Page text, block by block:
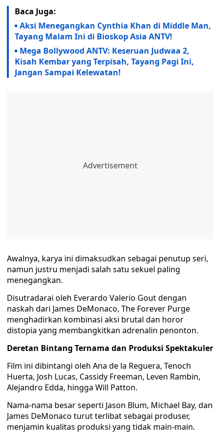
Baca Juga:
Aksi Menegangkan Cynthia Khan di Middle Man,
Tayang Malam Ini di Bioskop Asia ANTV!
Mega Bollywood ANTV: Keseruan Judwaa 2,
Kisah Kembar yang Terpisah, Tayang Pagi Ini,
Jangan Sampai Kelewatan!
Awalnya, karya ini dimaksudkan sebagai penutup seri,
namun justru menjadi salah satu sekuel paling
menegangkan.
Disutradarai oleh Everardo Valerio Gout dengan
naskah dari James DeMonaco, The Forever Purge
menghadirkan kombinasi aksi brutal dan horor
distopia yang membangkitkan adrenalin penonton.
Deretan Bintang Ternama dan Produksi Spektakuler
Film ini dibintangi oleh Ana de la Reguera, Tenoch
Huerta, Josh Lucas, Cassidy Freeman, Leven Rambin,
Alejandro Edda, hingga Will Patton.
Nama-nama besar seperti Jason Blum, Michael Bay, dan
James DeMonaco turut terlibat sebagai produser,
menjamin kualitas produksi yang tidak main-main.